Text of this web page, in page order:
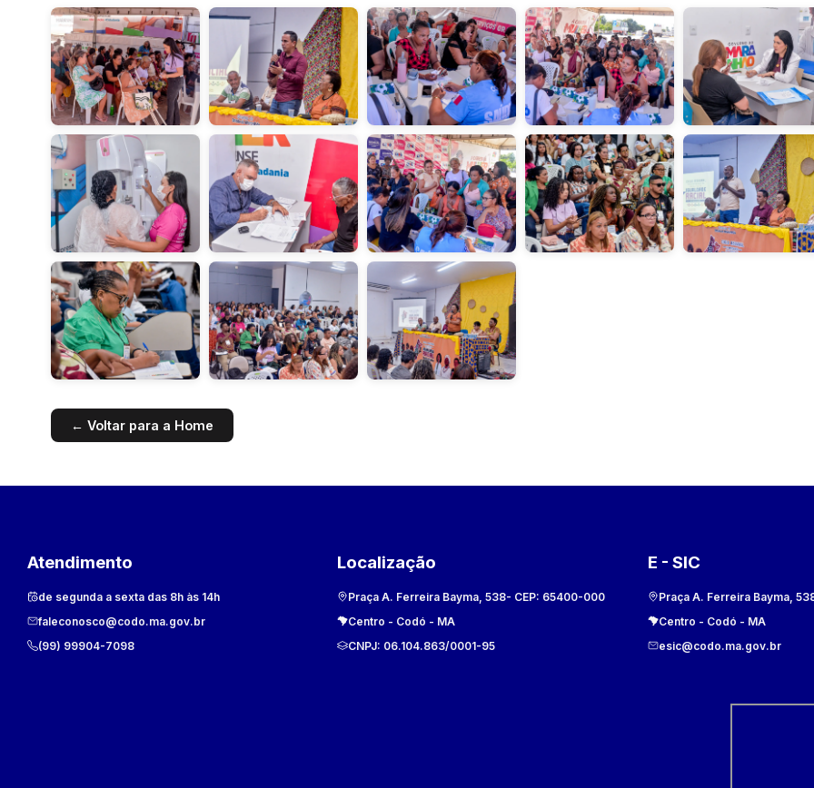
← Voltar para a Home
Atendimento
de segunda a sexta das 8h às 14h
faleconosco@codo.ma.gov.br
(99) 99904-7098
Localização
Praça A. Ferreira Bayma, 538- CEP: 65400-000
Centro - Codó - MA
CNPJ: 06.104.863/0001-95
E - SIC
Praça A. Ferreira Bayma,
Centro - Codó - MA
esic@codo.ma.gov.br